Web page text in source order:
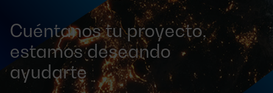
Cuéntanos tu proyecto,
estamos deseando
ayudarte